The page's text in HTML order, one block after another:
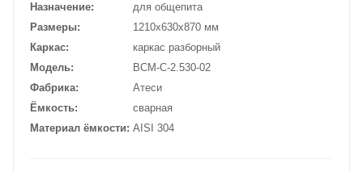
Назначение
для общепита
Размеры
1210х630х870 мм
Каркас
каркас разборный
Модель
ВСМ-С-2.530-02
Фабрика
Атеси
Ёмкость
сварная
Материал ёмкости AISI 304